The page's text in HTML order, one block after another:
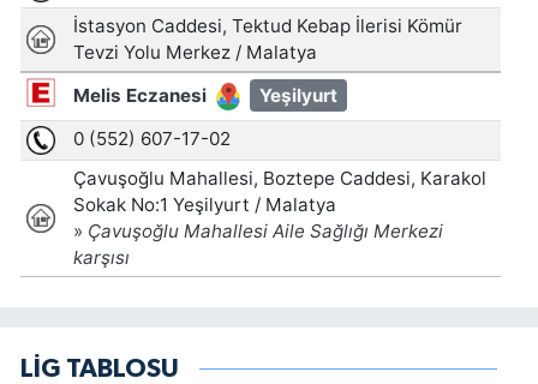
LİG TABLOSU